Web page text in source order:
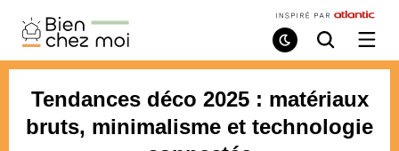
Bien
Chez
Moi
Mode
de
Recherche
/
menu
Tendances déco 2025 : matériaux
bruts, minimalisme et technologie